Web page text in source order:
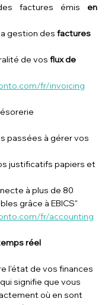
factures émis en
gestion des factures
de vos flux de
fr/invoicing
passées à gérer vos
justificatifs papiers et
à plus de 80
grâce à EBICS"
fr/accounting
réel
l'état de vos finances
signifie que vous
où en sont